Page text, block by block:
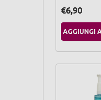
€6,90
AGGIUNGI